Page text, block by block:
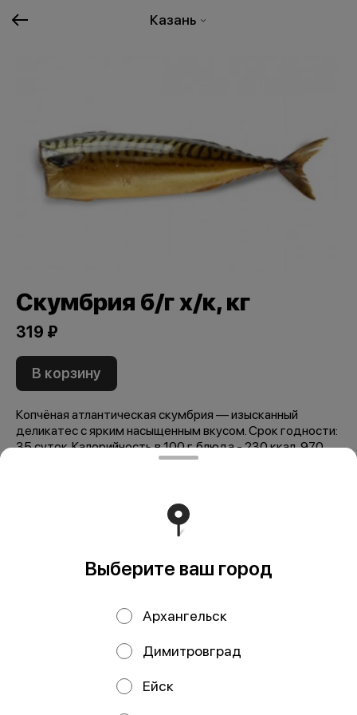
Казань
Скумбрия б/г х/к, кг
319 ₽
В корзину
Копчёная атлантическая скумбрия — изысканный
деликатес с ярким насыщенным вкусом. Срок годности:
35 суток. Калорийность в 100 г. блюда - 230 ккал, 970
кДж. Пищевая ценность: жиры - 16 г., белки - 23 г.
Мы рекомендуем
Форель горячего
Выберите ваш город
Архангельск
Димитровград
Ейск